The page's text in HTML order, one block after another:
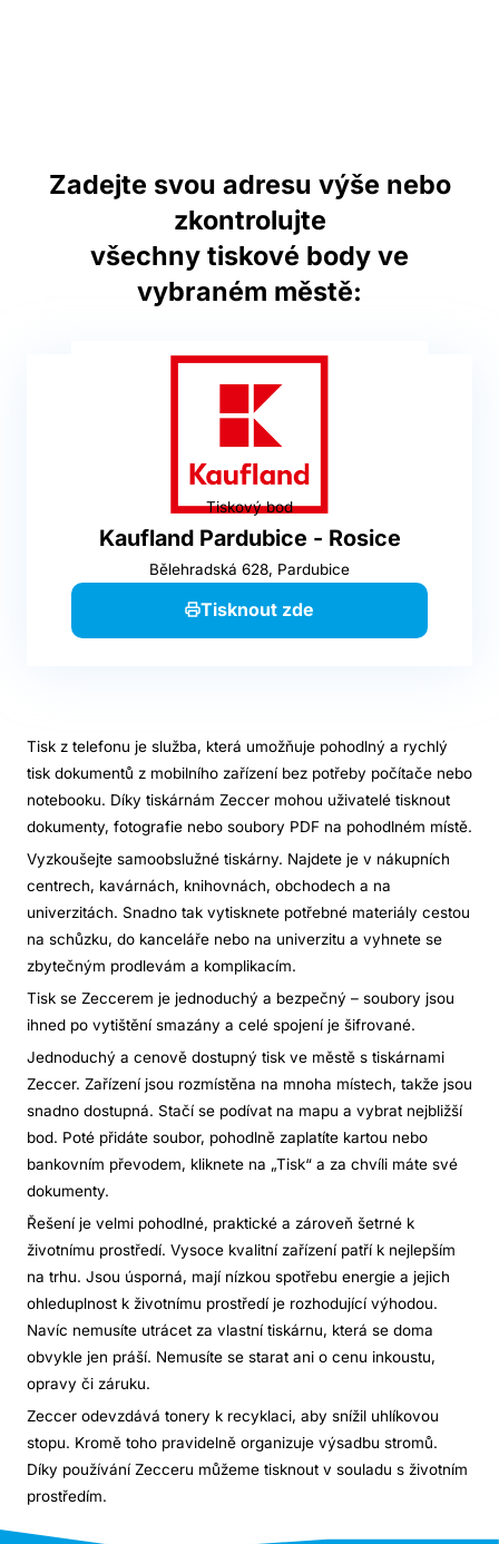
Zadejte svou adresu výše nebo
zkontrolujte
všechny tiskové body ve
vybraném městě:
Tiskový bod
Kaufland Pardubice - Rosice
Bělehradská 628, Pardubice
Tisknout zde
Tisk z telefonu je služba, která umožňuje pohodlný a rychlý
tisk dokumentů z mobilního zařízení bez potřeby počítače nebo
notebooku. Díky tiskárnám Zeccer mohou uživatelé tisknout
dokumenty, fotografie nebo soubory PDF na pohodlném místě.
Vyzkoušejte samoobslužné tiskárny. Najdete je v nákupních
centrech, kavárnách, knihovnách, obchodech a na
univerzitách. Snadno tak vytisknete potřebné materiály cestou
na schůzku, do kanceláře nebo na univerzitu a vyhnete se
zbytečným prodlevám a komplikacím.
Tisk se Zeccerem je jednoduchý a bezpečný – soubory jsou
ihned po vytištění smazány a celé spojení je šifrované.
Jednoduchý a cenově dostupný tisk ve městě s tiskárnami
Zeccer. Zařízení jsou rozmístěna na mnoha místech, takže jsou
snadno dostupná. Stačí se podívat na mapu a vybrat nejbližší
bod. Poté přidáte soubor, pohodlně zaplatíte kartou nebo
bankovním převodem, kliknete na „Tisk“ a za chvíli máte své
dokumenty.
Řešení je velmi pohodlné, praktické a zároveň šetrné k
životnímu prostředí. Vysoce kvalitní zařízení patří k nejlepším
na trhu. Jsou úsporná, mají nízkou spotřebu energie a jejich
ohleduplnost k životnímu prostředí je rozhodující výhodou.
Navíc nemusíte utrácet za vlastní tiskárnu, která se doma
obvykle jen práší. Nemusíte se starat ani o cenu inkoustu,
opravy či záruku.
Zeccer odevzdává tonery k recyklaci, aby snížil uhlíkovou
stopu. Kromě toho pravidelně organizuje výsadbu stromů.
Díky používání Zecceru můžeme tisknout v souladu s životním
prostředím.